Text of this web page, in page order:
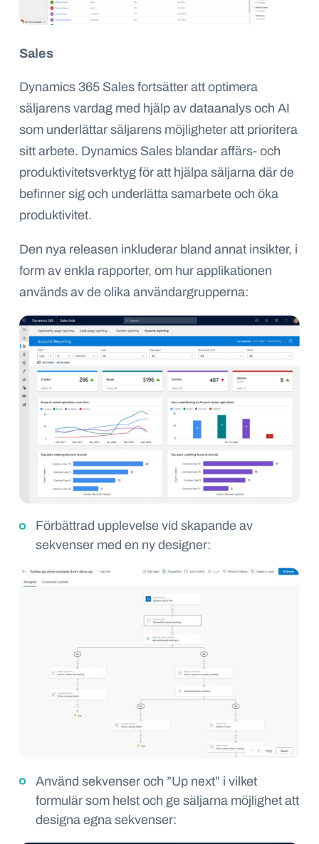
Sales
Dynamics 365 Sales fortsätter att optimera
säljarens vardag med hjälp av dataanalys och AI
som underlättar säljarens möjligheter att prioritera
sitt arbete. Dynamics Sales blandar affärs- och
produktivitetsverktyg för att hjälpa säljarna där de
befinner sig och underlätta samarbete och öka
produktivitet.
Den nya releasen inkluderar bland annat insikter, i
form av enkla rapporter, om hur applikationen
används av de olika användargrupperna:
Förbättrad upplevelse vid skapande av
sekvenser med en ny designer:
Använd sekvenser och ”Up next” i vilket
formulär som helst och ge säljarna möjlighet att
designa egna sekvenser: